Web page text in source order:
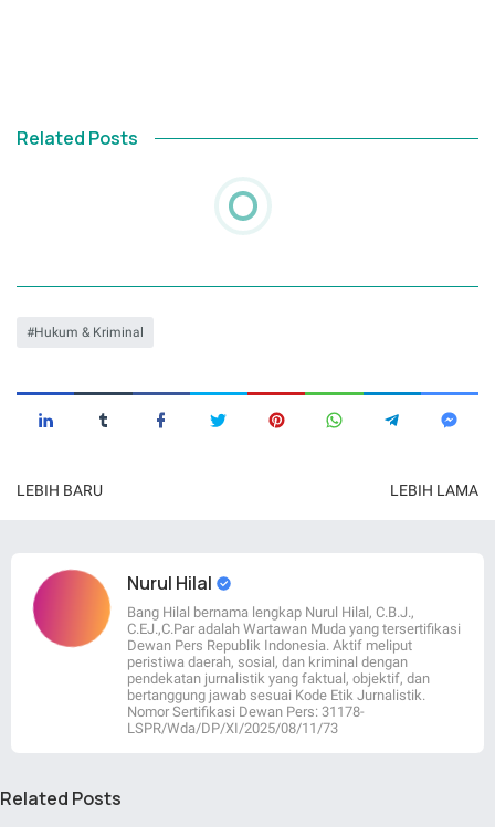
Related Posts
Hukum & Kriminal
LEBIH BARU LEBIH LAMA
Nurul Hilal
Bang Hilal bernama lengkap Nurul Hilal, C.B.J.,
C.EJ.,C.Par adalah Wartawan Muda yang tersertifikasi
Dewan Pers Republik Indonesia. Aktif meliput
peristiwa daerah, sosial, dan kriminal dengan
pendekatan jurnalistik yang faktual, objektif, dan
bertanggung jawab sesuai Kode Etik Jurnalistik.
Nomor Sertifikasi Dewan Pers: 31178-
LSPR/Wda/DP/XI/2025/08/11/73
Related Posts